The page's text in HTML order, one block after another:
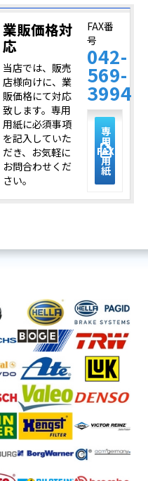
業販価格対
応
当店では、販売
店様向けに、業
販価格にて対応
致します。専用
用紙に必須事項
を記入していた
だき、お気軽に
お問合わせくだ
さい。
FAX番
号
042-
569-
3994
description
専
用
FAX
用
紙